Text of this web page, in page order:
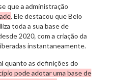
que a administração
. Ele destacou que Belo
toda a sua base de
2020, com a criação da
instantaneamente.
quanto as definições do
pode adotar uma base de